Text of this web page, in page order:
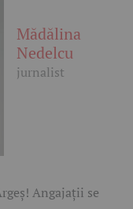
Mădălina
Nedelcu
jurnalist